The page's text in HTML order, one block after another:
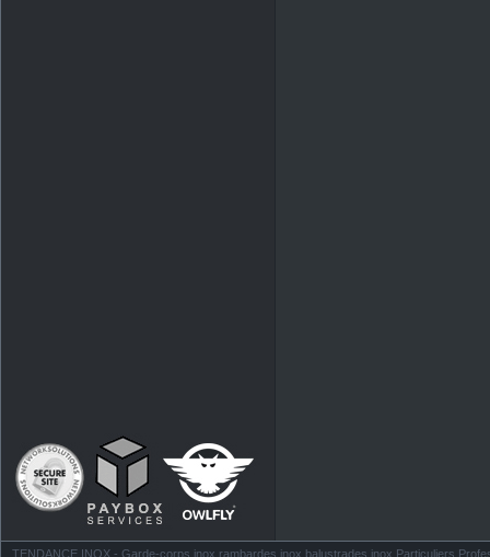
TENDANCE INOX - Garde-corps inox rambardes inox balustrades inox Particuliers